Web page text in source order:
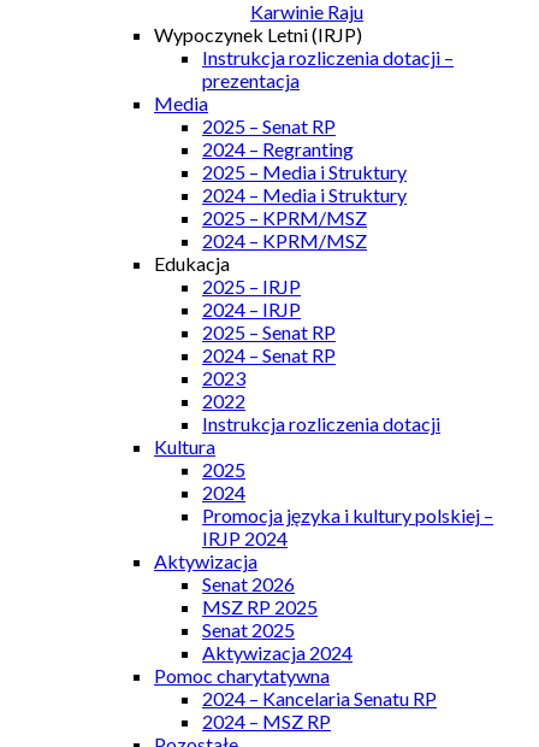
Karwinie Raju
Wypoczynek Letni (IRJP)
Instrukcja rozliczenia dotacji –
prezentacja
Media
2025 – Senat RP
2024 – Regranting
2025 – Media i Struktury
2024 – Media i Struktury
2025 – KPRM/MSZ
2024 – KPRM/MSZ
Edukacja
2025 – IRJP
2024 – IRJP
2025 – Senat RP
2024 – Senat RP
2023
2022
Instrukcja rozliczenia dotacji
Kultura
2025
2024
Promocja języka i kultury polskiej –
IRJP 2024
Aktywizacja
Senat 2026
MSZ RP 2025
Senat 2025
Aktywizacja 2024
Pomoc charytatywna
2024 – Kancelaria Senatu RP
2024 – MSZ RP